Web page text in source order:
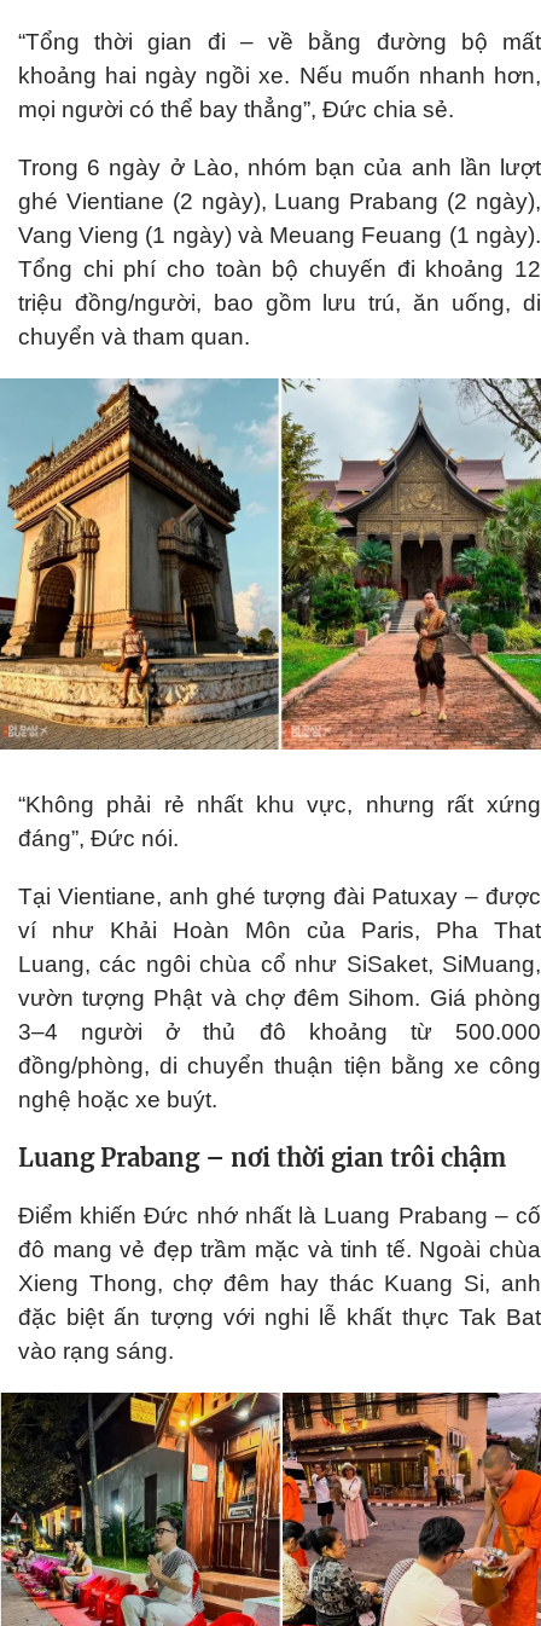
“Tổng thời gian đi – về bằng đường bộ mất
khoảng hai ngày ngồi xe. Nếu muốn nhanh hơn,
mọi người có thể bay thẳng”, Đức chia sẻ.
Trong 6 ngày ở Lào, nhóm bạn của anh lần lượt
ghé Vientiane (2 ngày), Luang Prabang (2 ngày),
Vang Vieng (1 ngày) và Meuang Feuang (1 ngày).
Tổng chi phí cho toàn bộ chuyến đi khoảng 12
triệu đồng/người, bao gồm lưu trú, ăn uống, di
chuyển và tham quan.
“Không phải rẻ nhất khu vực, nhưng rất xứng
đáng”, Đức nói.
Tại Vientiane, anh ghé tượng đài Patuxay – được
ví như Khải Hoàn Môn của Paris, Pha That
Luang, các ngôi chùa cổ như SiSaket, SiMuang,
vườn tượng Phật và chợ đêm Sihom. Giá phòng
3–4 người ở thủ đô khoảng từ 500.000
đồng/phòng, di chuyển thuận tiện bằng xe công
nghệ hoặc xe buýt.
Luang Prabang – nơi thời gian trôi chậm
Điểm khiến Đức nhớ nhất là Luang Prabang – cố
đô mang vẻ đẹp trầm mặc và tinh tế. Ngoài chùa
Xieng Thong, chợ đêm hay thác Kuang Si, anh
đặc biệt ấn tượng với nghi lễ khất thực Tak Bat
vào rạng sáng.